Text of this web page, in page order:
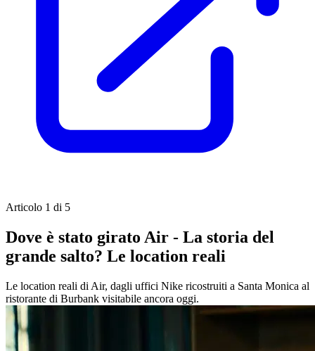
Articolo 1 di 5
Dove è stato girato Air - La storia del
grande salto? Le location reali
Le location reali di Air, dagli uffici Nike ricostruiti a Santa Monica al
ristorante di Burbank visitabile ancora oggi.